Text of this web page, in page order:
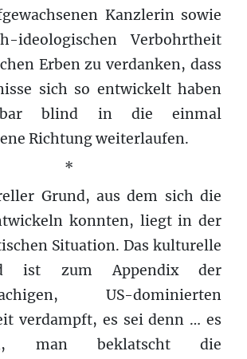
Kanzlerin sowie
ideologischen Verbohrtheit
Erben zu verdanken, dass
sich so entwickelt haben
blind in die einmal
Richtung weiterlaufen.
*
Grund, aus dem sich die
konnten, liegt in der
Situation. Das kulturelle
ist zum Appendix der
US-dominierten
verdampft, es sei denn … es
man beklatscht die